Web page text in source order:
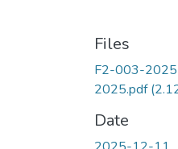
Files
F2-003-2025
2025.pdf
Date